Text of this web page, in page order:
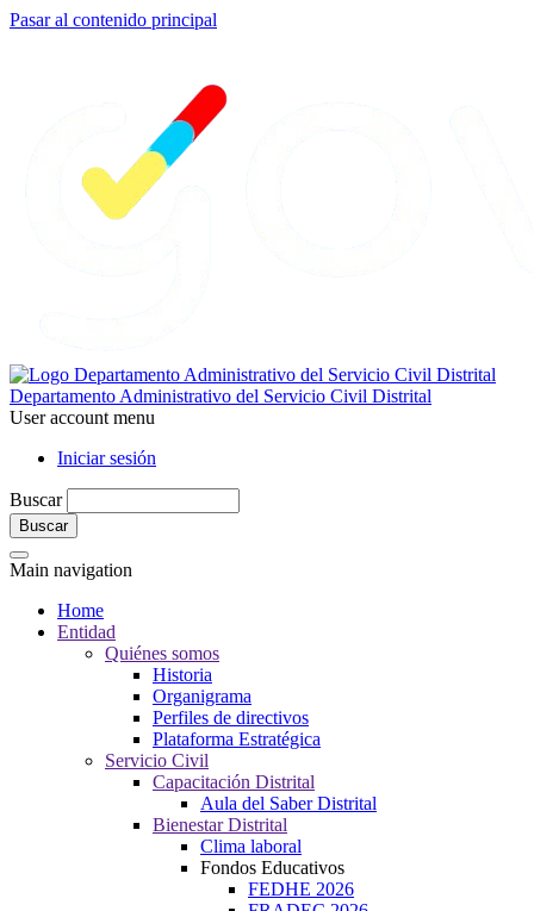
Pasar al contenido principal
Departamento Administrativo del Servicio Civil Distrital
User account menu
Iniciar sesión
Buscar
Main navigation
Home
Entidad
Quiénes somos
Historia
Organigrama
Perfiles de directivos
Plataforma Estratégica
Servicio Civil
Capacitación Distrital
Aula del Saber Distrital
Bienestar Distrital
Clima laboral
Fondos Educativos
FEDHE 2026